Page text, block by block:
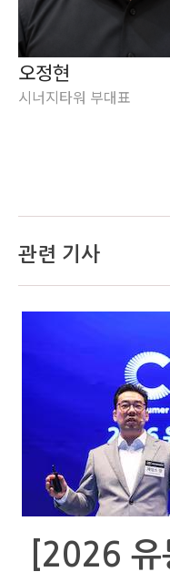
오정현
시너지타워 부대표
관련 기사
[2026